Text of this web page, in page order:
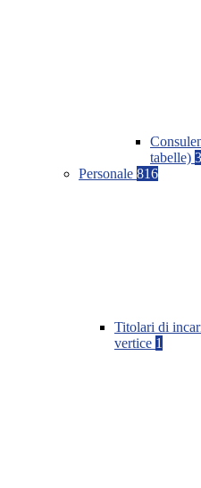
tabelle)
Personale 816
Titolari di
vertice 1